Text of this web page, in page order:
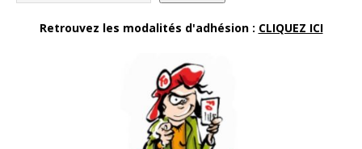
Retrouvez les modalités d'adhésion : CLIQUEZ ICI